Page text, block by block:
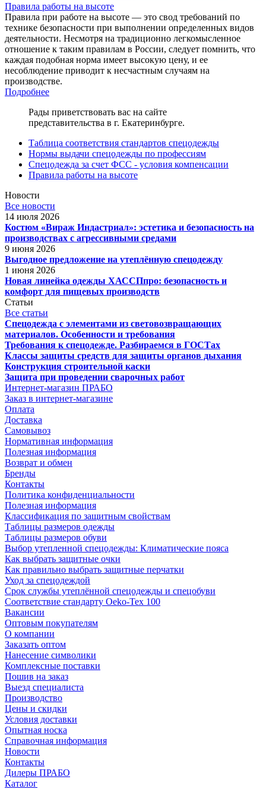
Правила работы на высоте
Правила при работе на высоте — это свод требований по
технике безопасности при выполнении определенных видов
деятельности. Несмотря на традиционно легкомысленное
отношение к таким правилам в России, следует помнить, что
каждая подобная норма имеет высокую цену, и ее
несоблюдение приводит к несчастным случаям на
производстве.
Подробнее
Рады приветствовать вас на сайте
представительства в г. Екатеринбурге.
Таблица соответствия стандартов спецодежды
Нормы выдачи спецодежды по профессиям
Спецодежда за счет ФСС - условия компенсации
Правила работы на высоте
Новости
Все новости
14 июля 2026
Костюм «Вираж Индастриал»: эстетика и безопасность на
производствах с агрессивными средами
9 июня 2026
Выгодное предложение на утеплённую спецодежду
1 июня 2026
Новая линейка одежды ХАССПпро: безопасность и
комфорт для пищевых производств
Статьи
Все статьи
Спецодежда с элементами из световозвращающих
материалов. Особенности и требования
Требования к спецодежде. Разбираемся в ГОСТах
Классы защиты средств для защиты органов дыхания
Конструкция строительной каски
Защита при проведении сварочных работ
Интернет-магазин ПРАБО
Заказ в интернет-магазине
Оплата
Доставка
Самовывоз
Нормативная информация
Полезная информация
Возврат и обмен
Бренды
Контакты
Политика конфиденциальности
Полезная информация
Классификация по защитным свойствам
Таблицы размеров одежды
Таблицы размеров обуви
Выбор утепленной спецодежды: Климатические пояса
Как выбрать защитные очки
Как правильно выбрать защитные перчатки
Уход за спецодеждой
Срок службы утеплённой спецодежды и спецобуви
Соответствие стандарту Oeko-Tex 100
Вакансии
Оптовым покупателям
О компании
Заказать оптом
Нанесение символики
Комплексные поставки
Пошив на заказ
Выезд специалиста
Производство
Цены и скидки
Условия доставки
Опытная носка
Справочная информация
Новости
Контакты
Дилеры ПРАБО
Каталог